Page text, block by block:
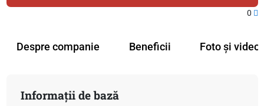
Despre companie Beneficii Foto și video
0
Informații de bază